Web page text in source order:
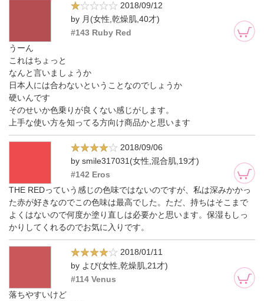
2018/09/12
by 月(女性,乾燥肌,40才)
#143 Ruby Red
うーん
これはちょっと
なんと言いましょうか
日本人には合わないということなのでしょうか
硬いんです
そのせいか色乗りが良くない感じがします。
上手な使い方を知ってる方向け商品かと思います
2018/09/06
by smile317031(女性,混合肌,19才)
#142 Eros
THE REDっていう感じの色味ではないのですが、私は深みかかっ
た赤が好きなのでこの色味は最高でした。ただ、持ちはそこまで
よくはないので何度か塗り直しは必要かと思います。保湿もしっ
かりしてくれるのでお気に入りです。
2018/01/11
by よぴ(女性,乾燥肌,21才)
#114 Venus
落ちやすいけど